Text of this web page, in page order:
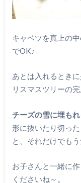
キャベツを真上の
でOK♪
あとは入れるとき
リスマスツリーの完
チーズの雪に埋も
形に抜いたり切っ
と、それだけでも
お子さんと一緒に
くださいね～。